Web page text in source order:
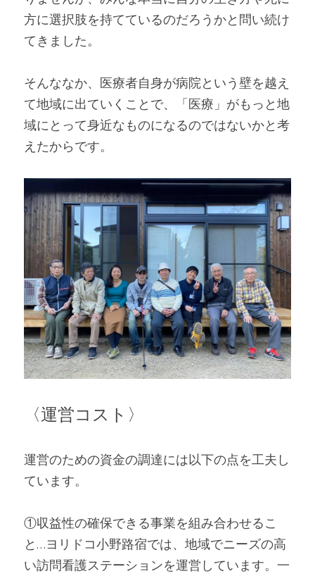
方に選択肢を持てているのだろうかと問い続け
てきました。
そんななか、医療者自身が病院という壁を越え
て地域に出ていくことで、「医療」がもっと地
域にとって身近なものになるのではないかと考
えたからです。
〈運営コスト〉
運営のための資金の調達には以下の点を工夫し
ています。
①収益性の確保できる事業を組み合わせるこ
と…ヨリドコ小野路宿では、地域でニーズの高
い訪問看護ステーションを運営しています。一